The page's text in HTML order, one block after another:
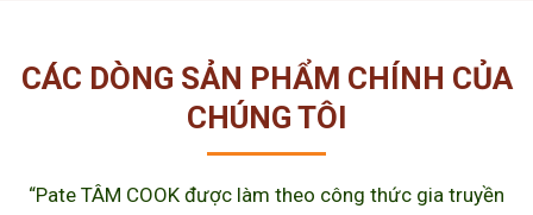
CÁC DÒNG SẢN PHẨM CHÍNH CỦA
CHÚNG TÔI
“Pate TÂM COOK được làm theo công thức gia truyền